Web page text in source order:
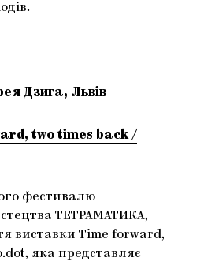
Дзига, Львів
two times back /
фестивалю
ТЕТРАМАТИКА,
виставки Time forward,
яка представляє